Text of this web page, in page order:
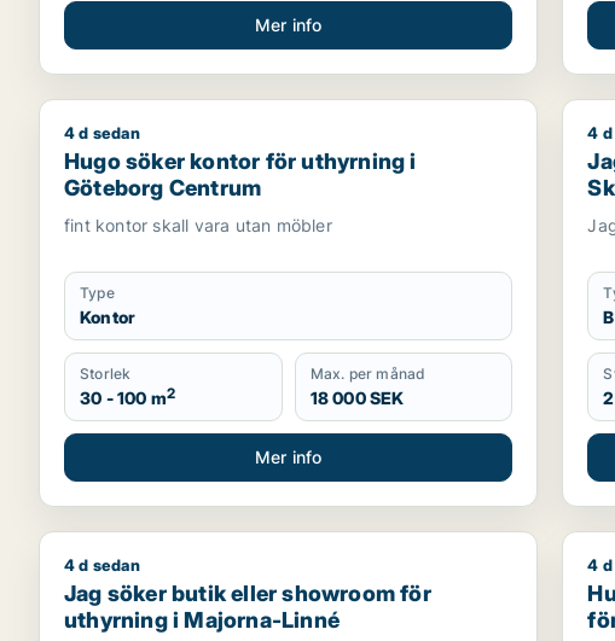
Mer info
Hugo söker kontor för uthyrning i Göteborg Centrum
4 d sedan
Hugo söker kontor för uthyrning i
Göteborg Centrum
fint kontor skall vara utan möbler
Type
Kontor
Storlek
30 - 100 m2
Max. per månad
18 000 SEK
Mer info
4 d
Jag söker butik eller showroom för uthyrning i Majorna-
4 d sedan
Jag söker butik eller showroom för
uthyrning i Majorna-Linné
4 d